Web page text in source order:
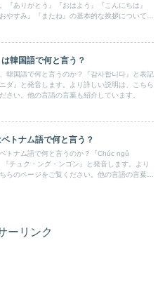
『ありがとう』『おはよう』『こんにちは』
やすみ』『またね』の基本的な挨拶について、
は韓国語で何と言う？
韓国語で何と言うのか？『감사합니다』と表記
ダ』と発音します。より詳しい説明は、こちら
さい。他の言語の言葉も紹介しています。
ベトナム語で何と言う？
トナム語で何と言うのか？『Chúc ngủ
チュク・ング・ンゴン』と発音します。より
らのページをご覧ください。他の言語の言葉も
ーリンク